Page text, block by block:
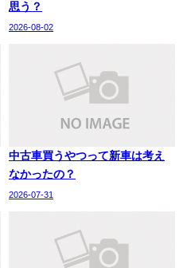
思う？
2026-08-02
中古車買うやつって新車は考え
なかったの？
2026-07-31